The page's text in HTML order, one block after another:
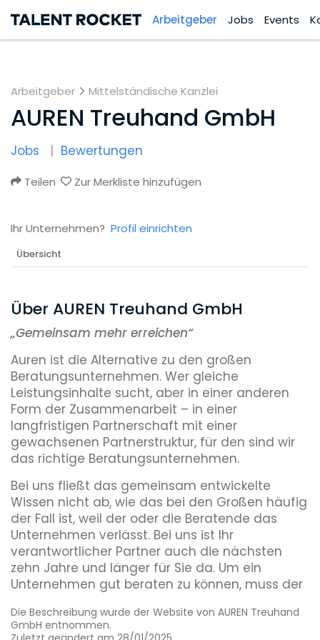
Arbeitgeber Jobs Events
Arbeitgeber Mittelständische Kanzlei
AUREN Treuhand GmbH
Jobs Bewertungen
Teilen Zur Merkliste hinzufügen
Ihr Unternehmen? Profil einrichten
Übersicht
Über AUREN Treuhand GmbH
„Gemeinsam mehr erreichen“
Auren ist die Alternative zu den großen
Beratungsunternehmen. Wer gleiche
Leistungsinhalte sucht, aber in einer anderen
Form der Zusammenarbeit – in einer
langfristigen Partnerschaft mit einer
gewachsenen Partnerstruktur, für den sind wir
das richtige Beratungsunternehmen.
Bei uns fließt das gemeinsam entwickelte
Wissen nicht ab, wie das bei den Großen häufig
der Fall ist, weil der oder die Beratende das
Unternehmen verlässt. Bei uns ist Ihr
verantwortlicher Partner auch die nächsten
zehn Jahre und länger für Sie da. Um ein
Unternehmen gut beraten zu können, muss der
Umfeld das Unternehmen tätig ist, welche
familiären oder anderen Gegebenheiten
Die Beschreibung wurde der Website von AUREN Treuhand
GmbH entnommen.